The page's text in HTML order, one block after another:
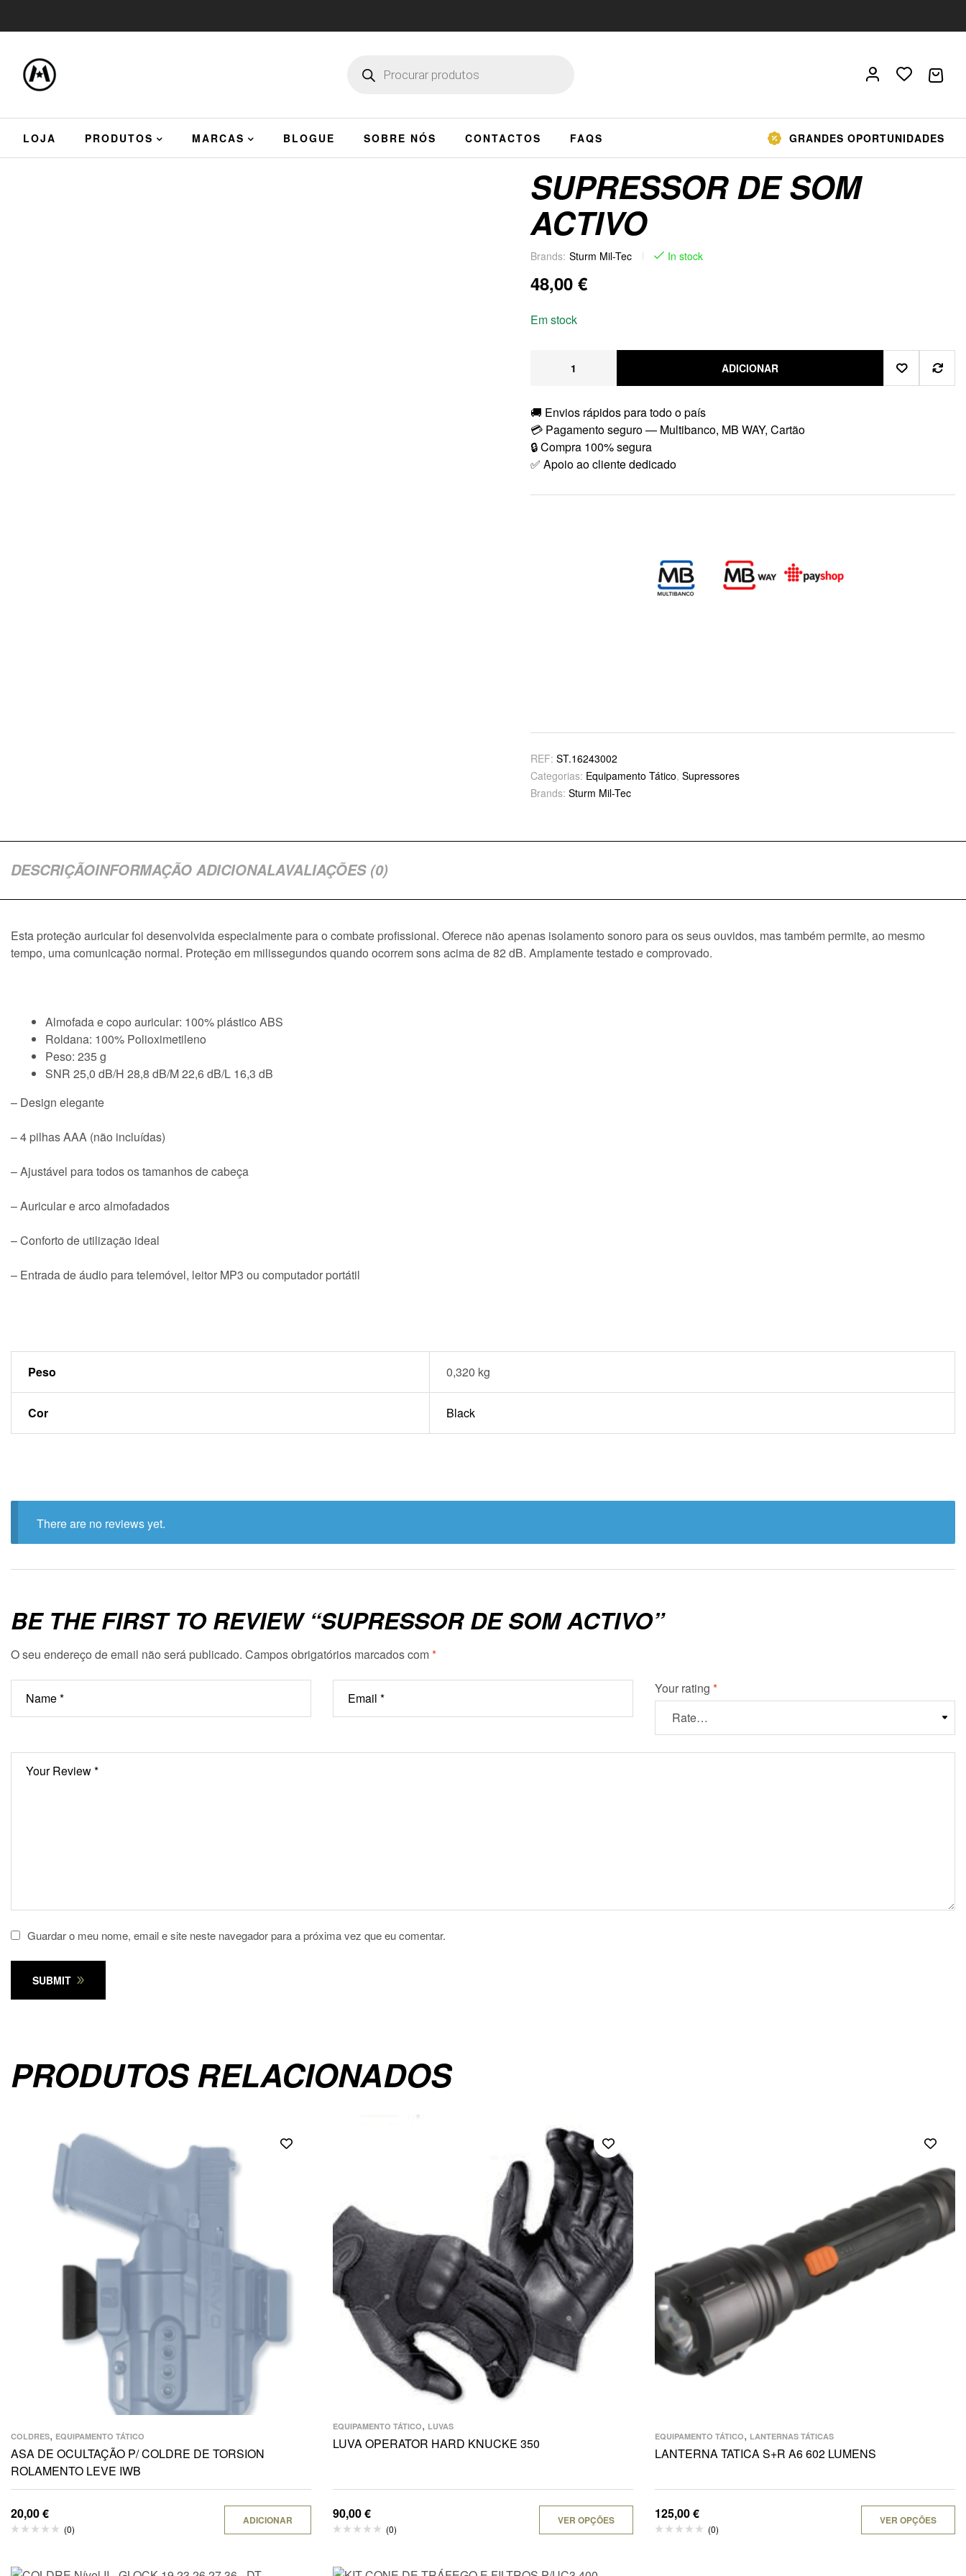
LOJA PRODUTOS MARCAS BLOGUE SOBRE NÓS CONTACTOS FAQS GRANDES OPORTUNIDADES
SUPRESSOR DE SOM
ACTIVO
Brands: Sturm Mil-Tec In stock
48,00 €
Em stock
ADICIONAR
🚚 Envios rápidos para todo o país
💳 Pagamento seguro — Multibanco, MB WAY, Cartão
🔒 Compra 100% segura
✅ Apoio ao cliente dedicado
REF: ST.16243002
Categorias: Equipamento Tático, Supressores
Brands: Sturm Mil-Tec
DESCRIÇÃOINFORMAÇÃO ADICIONALAVALIAÇÕES (0)
Esta proteção auricular foi desenvolvida especialmente para o combate profissional. Oferece não apenas isolamento sonoro para os seus ouvidos, mas também permite, ao mesmo
tempo, uma comunicação normal. Proteção em milissegundos quando ocorrem sons acima de 82 dB. Amplamente testado e comprovado.
Almofada e copo auricular: 100% plástico ABS
Roldana: 100% Polioximetileno
Peso: 235 g
SNR 25,0 dB/H 28,8 dB/M 22,6 dB/L 16,3 dB
– Design elegante
– 4 pilhas AAA (não incluídas)
– Ajustável para todos os tamanhos de cabeça
– Auricular e arco almofadados
– Conforto de utilização ideal
– Entrada de áudio para telemóvel, leitor MP3 ou computador portátil
Peso 0,320 kg
Cor Black
There are no reviews yet.
BE THE FIRST TO REVIEW “SUPRESSOR DE SOM ACTIVO”
O seu endereço de email não será publicado. Campos obrigatórios marcados com*
Your rating *
Guardar o meu nome, email e site neste navegador para a próxima vez que eu comentar.
SUBMIT
PRODUTOS RELACIONADOS
COLDRES, EQUIPAMENTO TÁTICO
ASA DE OCULTAÇÃO P/ COLDRE DE TORSION
ROLAMENTO LEVE IWB
20,00€
(0)
ADICIONAR
EQUIPAMENTO TÁTICO, LUVAS
LUVA OPERATOR HARD KNUCKE 350
90,00€
(0)
VER OPÇÕES
EQUIPAMENTO TÁTICO, LANTERNAS TÁTICAS
LANTERNA TATICA S+R A6 602 LUMENS
125,00€
(0)
VER OPÇÕES